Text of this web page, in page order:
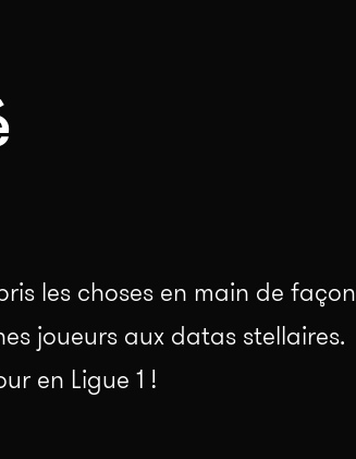
les choses en main de façon
joueurs aux datas stellaires.
en Ligue 1 !